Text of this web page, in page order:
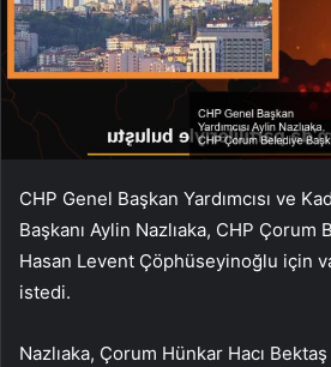
CHP Genel Başkan Yardımcısı ve
Başkanı Aylin Nazlıaka, CHP Çorum
Hasan Levent Çöphüseyinoğlu için
istedi.
Nazlıaka, Çorum Hünkar Hacı Bektaş